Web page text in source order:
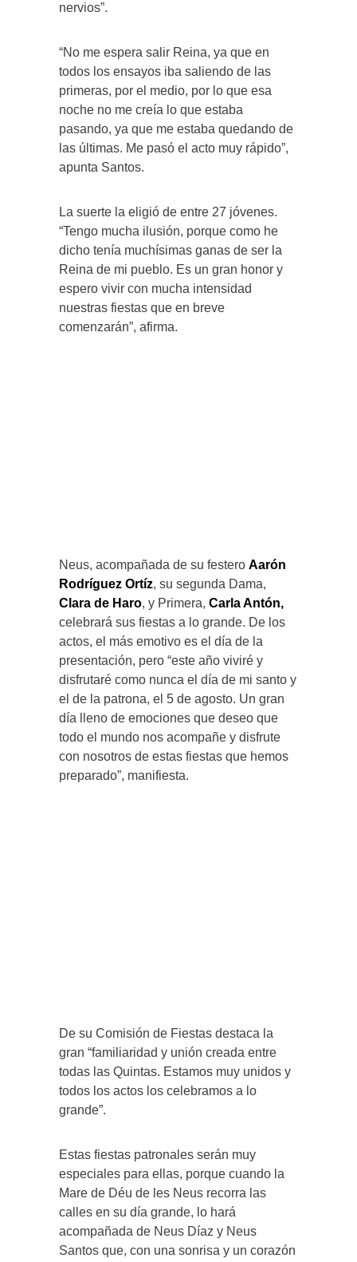
nervios”.
“No me espera salir Reina, ya que en
todos los ensayos iba saliendo de las
primeras, por el medio, por lo que esa
noche no me creía lo que estaba
pasando, ya que me estaba quedando de
las últimas. Me pasó el acto muy rápido”,
apunta Santos.
La suerte la eligió de entre 27 jóvenes.
“Tengo mucha ilusión, porque como he
dicho tenía muchísimas ganas de ser la
Reina de mi pueblo. Es un gran honor y
espero vivir con mucha intensidad
nuestras fiestas que en breve
comenzarán”, afirma.
Neus, acompañada de su festero Aarón
Rodríguez Ortíz, su segunda Dama,
Clara de Haro, y Primera, Carla Antón,
celebrará sus fiestas a lo grande. De los
actos, el más emotivo es el día de la
presentación, pero “este año viviré y
disfrutaré como nunca el día de mi santo y
el de la patrona, el 5 de agosto. Un gran
día lleno de emociones que deseo que
todo el mundo nos acompañe y disfrute
con nosotros de estas fiestas que hemos
preparado”, manifiesta.
De su Comisión de Fiestas destaca la
gran “familiaridad y unión creada entre
todas las Quintas. Estamos muy unidos y
todos los actos los celebramos a lo
grande”.
Estas fiestas patronales serán muy
especiales para ellas, porque cuando la
Mare de Déu de les Neus recorra las
calles en su día grande, lo hará
acompañada de Neus Díaz y Neus
Santos que, con una sonrisa y un corazón